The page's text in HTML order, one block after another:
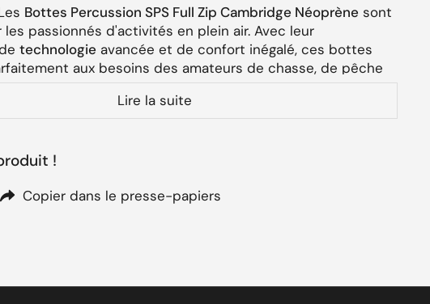
Bottes Percussion SPS Full Zip Cambridge Néoprène sont
passionnés d'activités en plein air. Avec leur
technologie avancée et de confort inégalé, ces bottes
aux besoins des amateurs de chasse, de pêche
activité en milieu humide et froid. Grâce auzip intégral,
facilité d'utilisation exceptionnelle, tandis que la
une isolation thermique optimale pour maintenir vos
Techniques
Cambridge
Lire la suite
!
Copier dans le presse-papiers